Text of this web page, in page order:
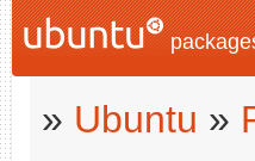
» Ubuntu »